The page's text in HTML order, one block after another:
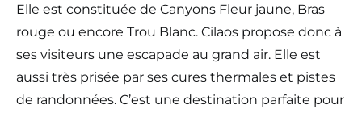
Elle est constituée de Canyons Fleur jaune, Bras
rouge ou encore Trou Blanc. Cilaos propose donc à
ses visiteurs une escapade au grand air. Elle est
aussi très prisée par ses cures thermales et pistes
de randonnées. C’est une destination parfaite pour